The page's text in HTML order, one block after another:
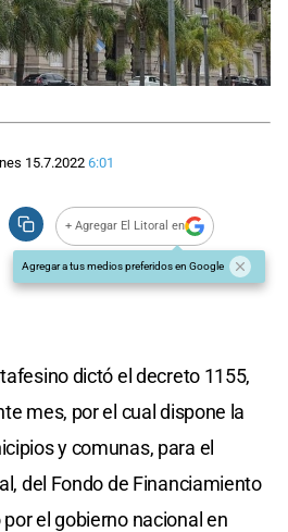
15.7.2022 6:01
+ Agregar El Litoral en
Agregar a tus medios preferidos en Google
dictó el decreto 1155,
mes, por el cual dispone la
y comunas, para el
del Fondo de Financiamiento
el gobierno nacional en